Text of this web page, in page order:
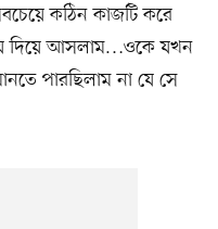
কঠিন কাজটি করে
দিয়ে আসলাম…ওকে যখন
পারছিলাম না যে সে